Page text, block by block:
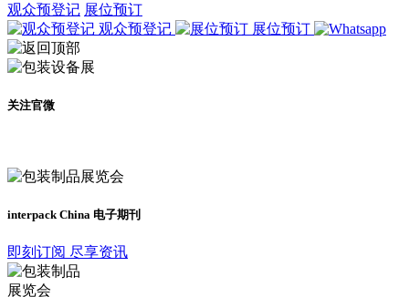
观众预登记 展位预订
观众预登记
展位预订
关注官微
interpack China 电子期刊
即刻订阅 尽享资讯